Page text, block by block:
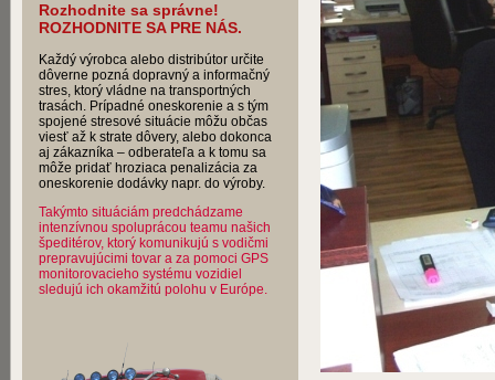
Rozhodnite sa správne!
ROZHODNITE SA PRE NÁS.
Každý výrobca alebo distribútor určite
dôverne pozná dopravný a informačný
stres, ktorý vládne na transportných
trasách. Prípadné oneskorenie a s tým
spojené stresové situácie môžu občas
viesť až k strate dôvery, alebo dokonca
aj zákazníka – odberateľa a k tomu sa
môže pridať hroziaca penalizácia za
oneskorenie dodávky napr. do výroby.
Takýmto situáciám predchádzame
intenzívnou spoluprácou teamu našich
špeditérov, ktorý komunikujú s vodičmi
prepravujúcimi tovar a za pomoci GPS
monitorovacieho systému vozidiel
sledujú ich okamžitú polohu v Európe.